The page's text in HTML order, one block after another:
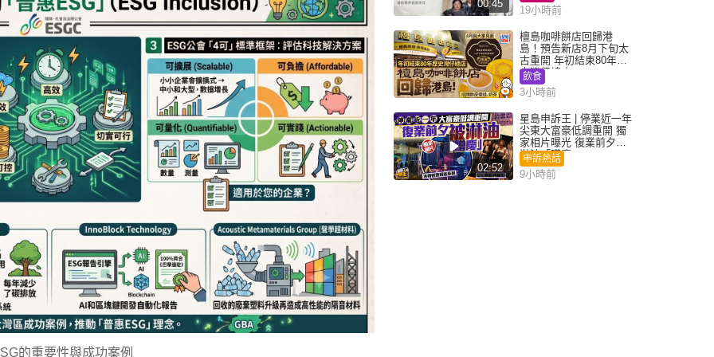
的重要性與成功案例
00:45
19小時前
檀島咖啡餅店回歸港
島！預告新店8月下旬太
古重開 年初結束80年歷
史灣仔總店
飲食
3小時前
02:52
星島申訴王 | 停業近一年
尖東大富豪低調重開 獨
家相片曝光 復業前夕被
淋油「贈慶」
申訴熱話
9小時前